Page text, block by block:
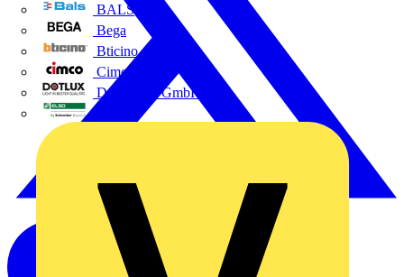
BALS
Bega
Bticino
Cimco
DOTLUX GmbH